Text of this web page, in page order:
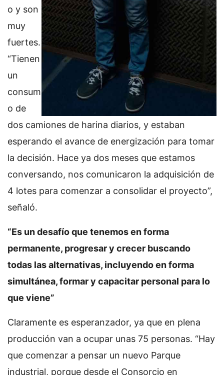
o y son
muy
fuertes.
“Tienen
un
consum
o de
dos camiones de harina diarios, y estaban
esperando el avance de energización para tomar
la decisión. Hace ya dos meses que estamos
conversando, nos comunicaron la adquisición de
4 lotes para comenzar a consolidar el proyecto”,
señaló.
“Es un desafío que tenemos en forma
permanente, progresar y crecer buscando
todas las alternativas, incluyendo en forma
simultánea, formar y capacitar personal para lo
que viene”
Claramente es esperanzador, ya que en plena
producción van a ocupar unas 75 personas. “Hay
que comenzar a pensar un nuevo Parque
industrial, porque desde el Consorcio en